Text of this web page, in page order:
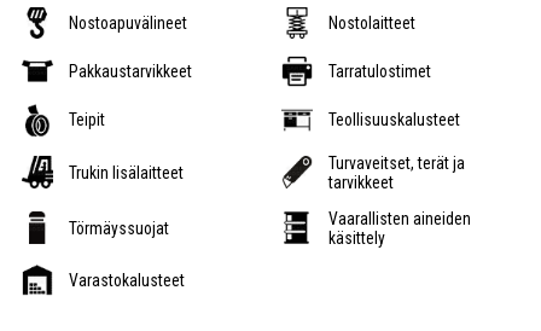
Nostoapuvälineet Nostolaitteet
Pakkaustarvikkeet Tarratulostimet
Teipit Teollisuuskalusteet
Trukin lisälaitteet
Turvaveitset, terät ja
tarvikkeet
Törmäyssuojat
Vaarallisten aineiden
käsittely
Varastokalusteet